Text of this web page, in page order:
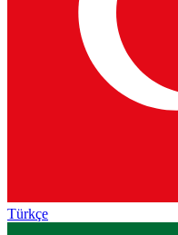
Türkçe